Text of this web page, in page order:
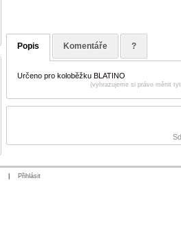
Popis Komentáře ?
Určeno pro koloběžku BLATINO
(vyhrazujeme si právo měnit
Přihlásit